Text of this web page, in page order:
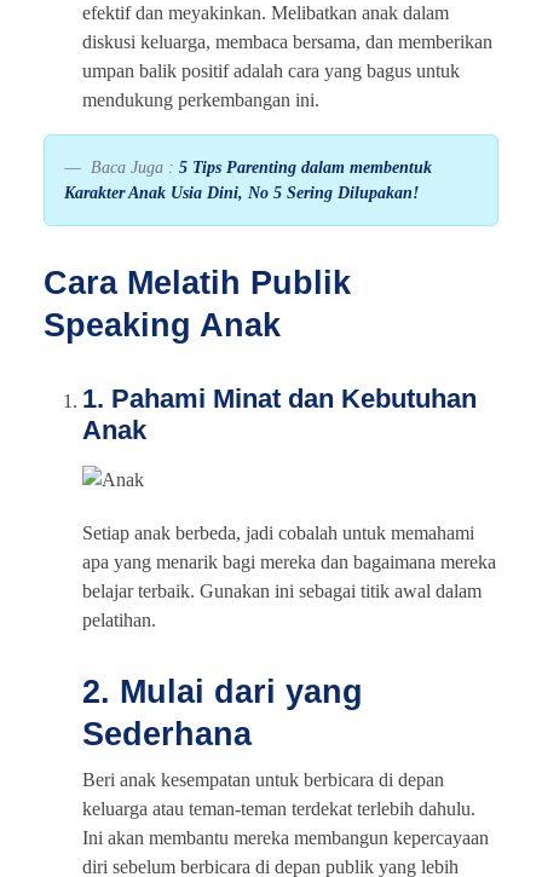
efektif dan meyakinkan. Melibatkan anak dalam
diskusi keluarga, membaca bersama, dan memberikan
umpan balik positif adalah cara yang bagus untuk
mendukung perkembangan ini.
Baca Juga : 5 Tips Parenting dalam membentuk
Karakter Anak Usia Dini, No 5 Sering Dilupakan!
Cara Melatih Publik
Speaking Anak
1. Pahami Minat dan Kebutuhan
Anak
Setiap anak berbeda, jadi cobalah untuk memahami
apa yang menarik bagi mereka dan bagaimana mereka
belajar terbaik. Gunakan ini sebagai titik awal dalam
pelatihan.
2. Mulai dari yang
Sederhana
Beri anak kesempatan untuk berbicara di depan
keluarga atau teman-teman terdekat terlebih dahulu.
Ini akan membantu mereka membangun kepercayaan
diri sebelum berbicara di depan publik yang lebih